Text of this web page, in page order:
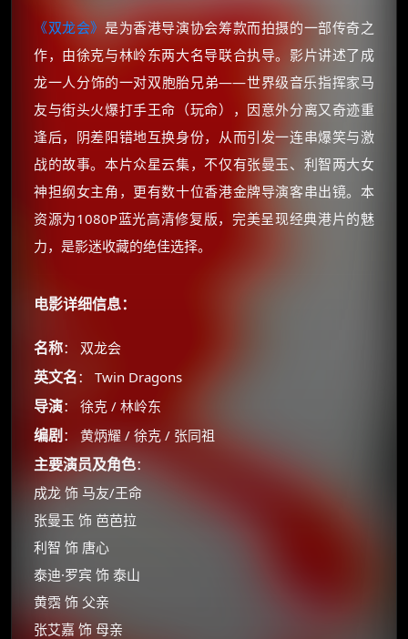
《双龙会》是为香港导演协会筹款而拍摄的一部传奇之
作，由徐克与林岭东两大名导联合执导。影片讲述了成
龙一人分饰的一对双胞胎兄弟——世界级音乐指挥家马
友与街头火爆打手王命（玩命），因意外分离又奇迹重
逢后，阴差阳错地互换身份，从而引发一连串爆笑与激
战的故事。本片众星云集，不仅有张曼玉、利智两大女
神担纲女主角，更有数十位香港金牌导演客串出镜。本
资源为1080P蓝光高清修复版，完美呈现经典港片的魅
力，是影迷收藏的绝佳选择。
电影详细信息：
名称： 双龙会
英文名： Twin Dragons
导演： 徐克 / 林岭东
编剧 ： 黄炳耀 / 徐克 / 张同祖
主要演员及角色：
成龙 饰 马友/王命
张曼玉 饰 芭芭拉
利智 饰 唐心
泰迪·罗宾 饰 泰山
黄霑 饰 父亲
张艾嘉 饰 母亲